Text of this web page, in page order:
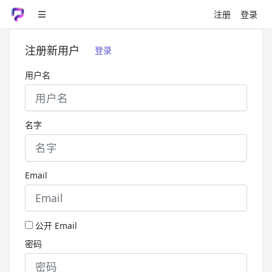
注册 登录
注册新用户 登录
用户名
名字
Email
公开 Email
密码